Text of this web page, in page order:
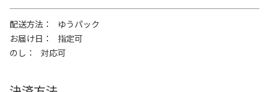
配送方法
ゆうパック
お届け日
指定可
のし
対応可